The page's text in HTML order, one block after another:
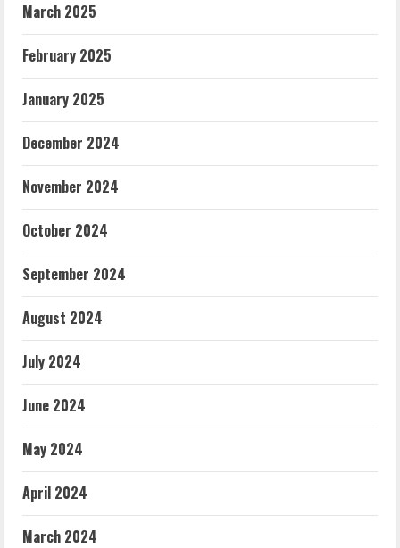
March 2025
February 2025
January 2025
December 2024
November 2024
October 2024
September 2024
August 2024
July 2024
June 2024
May 2024
April 2024
March 2024